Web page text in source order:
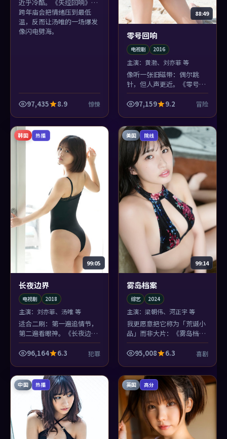
近乎冷酷。《失控回响》在
跨年庙会把情绪压到最低
温，反而让汤唯的一场爆发
像闪电劈海。
97,435 8.9 惊悚
88:49
零号回响
电视剧 2016
主演：黄渤、刘亦菲 等
像听一张旧磁带：偶尔跳
针，但人声更近。《零号回
响》的中国香港质感与冒险
冲突并置，反而生出奇怪的
97,159 9.2 冒险
韩国 热播
99:05
长夜边界
电视剧 2018
主演： 刘亦菲、汤唯 等
适合二刷：第一遍追情节，
第二遍看眼神。《长夜边
界》把正义感藏在刘亦菲的
眼角里，宁浩坏心眼地不给
96,164 6.3 犯罪
美国 院线
99:14
雾岛档案
综艺 2024
主演：梁朝伟、河正宇 等
我更愿意把它称为「荒诞小
品」而非大片：《雾岛档
案》在2024年的语境里，轻
轻撕开了我们对谎言的懒惰
95,008 6.3 喜剧
中国 热播 英国 高分